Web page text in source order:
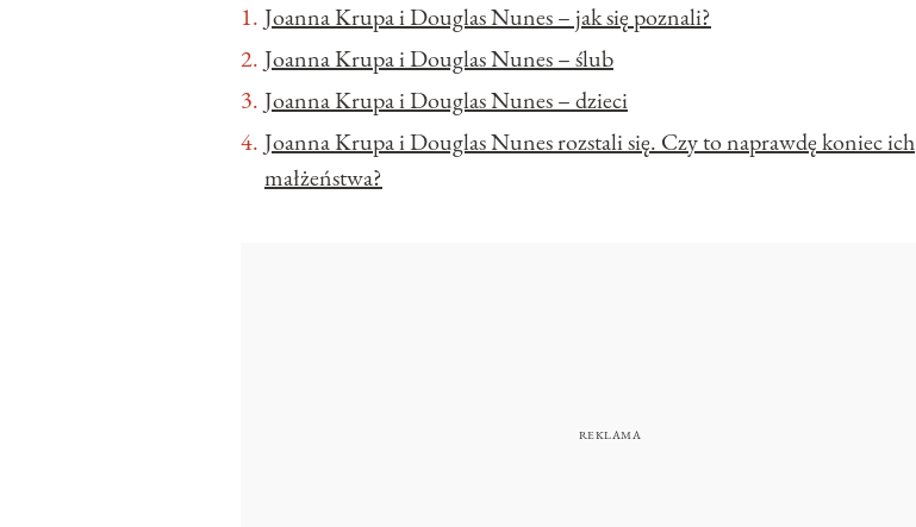
Joanna Krupa i Douglas Nunes – jak się poznali?
Joanna Krupa i Douglas Nunes – ślub
Joanna Krupa i Douglas Nunes – dzieci
Joanna Krupa i Douglas Nunes rozstali się. Czy to naprawdę koniec ich
małżeństwa?